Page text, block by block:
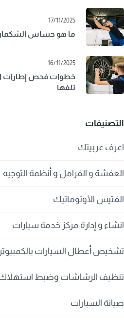
17/11/2025
ما هو حساس الشكمان
16/11/2025
خطوات فحص إطارات
تلفها
التصنيفات
اعرف عربيتك
العفشة و الفرامل و أنظمة التوجيه
الفتيس الأوتوماتيك
انشاء و إدارة مركز خدمة سيارات
تشخيص أعطال السيارات بالكمبيوتر
تنظيف الرشاشات وضبط استهلاك
صيانة السيارات